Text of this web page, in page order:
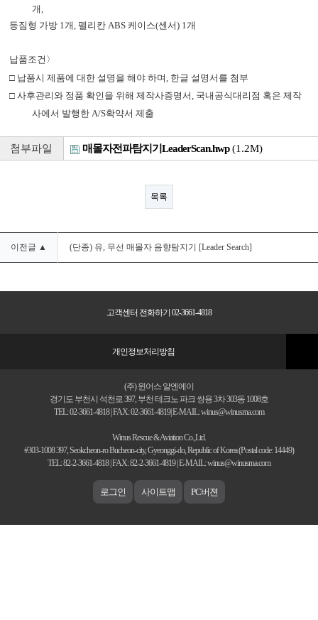
개,
등짐형 가방 1개,펠리칸ABS케이스(센서) 1개
납품조건 〉
□ 납품시 제품에 대한 설명을 해야 하며, 한글 설명서를 첨부
□사후관리와 정품 확인을 위해 제작사증명서, 국내공식대리점 혹은 제작
사에서 발행한A/S확약서 제출
첨부파일 매몰자전파탐지기LeaderScan.hwp(1.2M)
목록
이전글 ▲ (단종) 유, 무선 매몰자 음향탐지기 [Leader Search]
고객센터 전화하기 02-3661-4818
개인정보처리방침
(주) 윈어스 알엔에이
경기도 부천시 석천로 397, 부천 테크노 파크 쌍용 3차 303동 1008호
TEL: 02-3661-4818 | FAX: 02-3661-4819| E-MAIL: winus@winusrna.com
Winus Rescue & Aviation Co.,Ltd.
#303-1008 397, Seokcheon-ro Bucheon-city, Gyeonggi-do, Republic of Korea (Postal code: 14449)
TEL: 82-2-3661-4818 | FAX: 82-2-3661-4819 | E-MAIL: winus@winusrna.com
로그인 사이트맵 PC버젼